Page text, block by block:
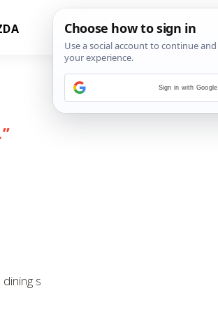
”
s
Sign in with Google